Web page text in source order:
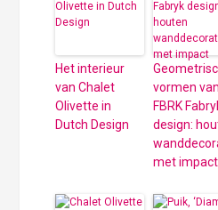
Het interieur
van Chalet
Olivette in
Dutch Design
vormen van
FBRK
design:
met impact